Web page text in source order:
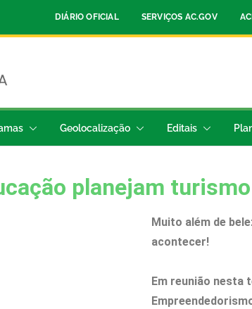
DIÁRIO OFICIAL SERVIÇOS AC.GOV
Geolocalização Editais
planejam
Muito além de
acontecer!
Em reunião nesta